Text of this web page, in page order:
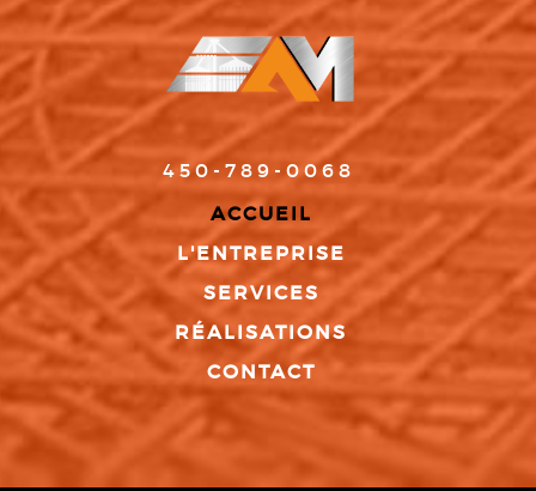
450-789-0068
ACCUEIL
L'ENTREPRISE
SERVICES
RÉALISATIONS
CONTACT